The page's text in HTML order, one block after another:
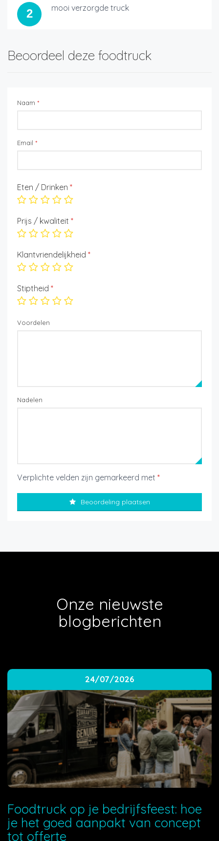
2 mooi verzorgde truck
Beoordeel deze foodtruck
Naam *
Email *
Eten / Drinken *
Prijs / kwaliteit *
Klantvriendelijkheid *
Stiptheid *
Voordelen
Nadelen
Verplichte velden zijn gemarkeerd met *
Beoordeling plaatsen
Onze nieuwste
blogberichten
24/07/2026
Foodtruck op je bedrijfsfeest: hoe
je het goed aanpakt van concept
tot offerte